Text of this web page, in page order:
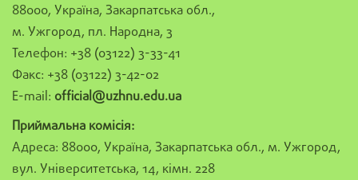
88000, Україна, Закарпатська обл.,
м. Ужгород, пл. Народна, 3
Телефон: +38 (03122) 3-33-41
Факс: +38 (03122) 3-42-02
E-mail: official@uzhnu.edu.ua
Приймальна комісія:
Адреса: 88000, Україна, Закарпатська обл., м. Ужгород,
вул. Університетська, 14, кімн. 228